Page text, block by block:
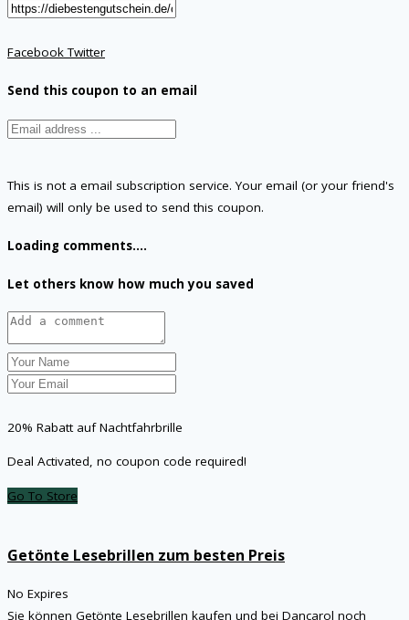
FacebookTwitter
Send this coupon to an email
This is not a email subscription service. Your email (or your friend's
email) will only be used to send this coupon.
Loading comments....
Let others know how much you saved
20% Rabatt auf Nachtfahrbrille
Deal Activated, no coupon code required!
Go To Store
Getönte Lesebrillen zum besten Preis
No Expires
Sie können Getönte Lesebrillen kaufen und bei Dancarol noch